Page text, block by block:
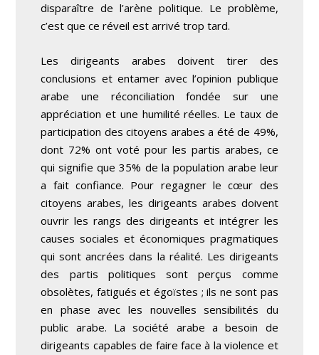
disparaître de l’arène politique. Le problème,
c’est que ce réveil est arrivé trop tard.
Les dirigeants arabes doivent tirer des
conclusions et entamer avec l’opinion publique
arabe une réconciliation fondée sur une
appréciation et une humilité réelles. Le taux de
participation des citoyens arabes a été de 49%,
dont 72% ont voté pour les partis arabes, ce
qui signifie que 35% de la population arabe leur
a fait confiance. Pour regagner le cœur des
citoyens arabes, les dirigeants arabes doivent
ouvrir les rangs des dirigeants et intégrer les
causes sociales et économiques pragmatiques
qui sont ancrées dans la réalité. Les dirigeants
des partis politiques sont perçus comme
obsolètes, fatigués et égoïstes ; ils ne sont pas
en phase avec les nouvelles sensibilités du
public arabe. La société arabe a besoin de
dirigeants capables de faire face à la violence et